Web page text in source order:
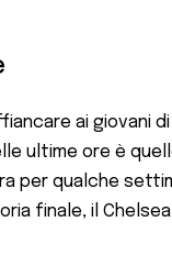
ai giovani
ultime ore è
per qualche
finale, il